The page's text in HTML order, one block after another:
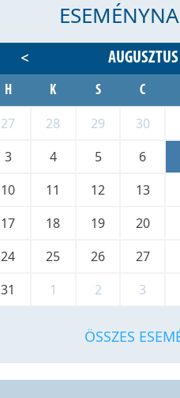
< AUGUSZTUS
H K S C
27 28 29 30
3
4 5 6
10
11 12 13
17
18 19 20
24
25 26 27
31
1 2 3
ÖSSZES